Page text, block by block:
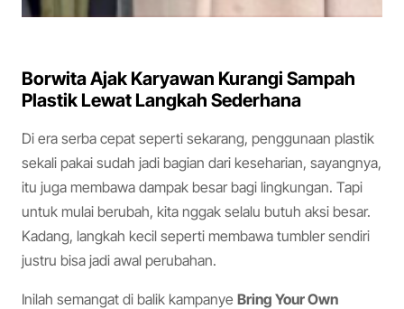
Borwita Ajak Karyawan Kurangi Sampah
Plastik Lewat Langkah Sederhana
Di era serba cepat seperti sekarang, penggunaan plastik
sekali pakai sudah jadi bagian dari keseharian, sayangnya,
itu juga membawa dampak besar bagi lingkungan. Tapi
untuk mulai berubah, kita nggak selalu butuh aksi besar.
Kadang, langkah kecil seperti membawa tumbler sendiri
justru bisa jadi awal perubahan.
Inilah semangat di balik kampanye Bring Your Own